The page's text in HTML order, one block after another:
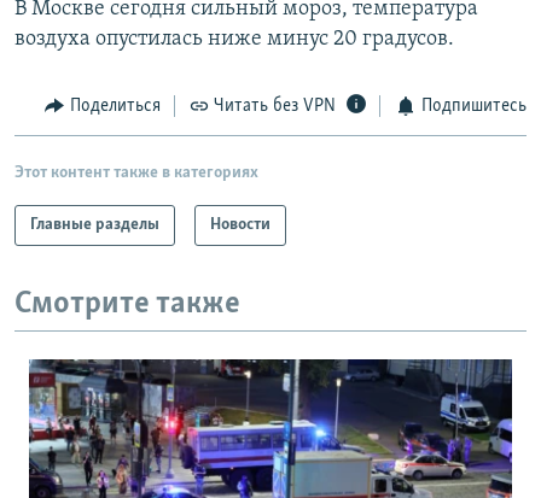
Все сайты РСЕ/РС
В Москве сегодня сильный мороз, температура
воздуха опустилась ниже минус 20 градусов.
Поделиться Читать без VPN Подпишитесь
Этот контент также в категориях
Главные разделы Новости
Смотрите также